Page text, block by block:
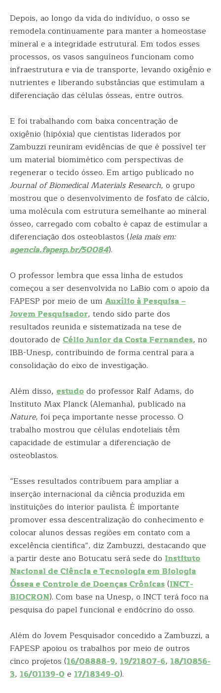
Depois, ao longo da vida do indivíduo, o osso se
remodela continuamente para manter a homeostase
mineral e a integridade estrutural. Em todos esses
processos, os vasos sanguíneos funcionam como
infraestrutura e via de transporte, levando oxigênio e
nutrientes e liberando substâncias que estimulam a
diferenciação das células ósseas, entre outros.
E foi trabalhando com baixa concentração de
oxigênio (hipóxia) que cientistas liderados por
Zambuzzi reuniram evidências de que é possível ter
um material biomimético com perspectivas de
regenerar o tecido ósseo. Em artigo publicado no
Journal of Biomedical Materials Research, o grupo
mostrou que o desenvolvimento de fosfato de cálcio,
uma molécula com estrutura semelhante ao mineral
ósseo, carregado com cobalto é capaz de estimular a
diferenciação dos osteoblastos (leia mais em:
agencia.fapesp.br/50084).
O professor lembra que essa linha de estudos
começou a ser desenvolvida no LaBio com o apoio da
FAPESP por meio de um Auxílio à Pesquisa –
Jovem Pesquisador, tendo sido parte dos
resultados reunida e sistematizada na tese de
doutorado de Célio Junior da Costa Fernandes, no
IBB-Unesp, contribuindo de forma central para a
consolidação do eixo de investigação.
Além disso, estudodo professor Ralf Adams, do
Instituto Max Planck (Alemanha), publicado na
Nature, foi peça importante nesse processo. O
trabalho mostrou que células endoteliais têm
capacidade de estimular a diferenciação de
osteoblastos.
“Esses resultados contribuem para ampliar a
inserção internacional da ciência produzida em
instituições do interior paulista. É importante
promover essa descentralização do conhecimento e
colocar alunos dessas regiões em contato com a
excelência científica”, diz Zambuzzi, destacando que
a partir deste ano Botucatu será sede do Instituto
Nacional de Ciência e Tecnologia em Biologia
Óssea e Controle de Doenças Crônicas(INCT-
BIOCRON). Com base na Unesp, o INCT terá foco na
pesquisa do papel funcional e endócrino do osso.
Além do Jovem Pesquisador concedido a Zambuzzi, a
FAPESP apoiou os trabalhos por meio de outros
cinco projetos (16/08888-9, 19/21807-6, 18/10856-
3, 16/01139-0e 17/18349-0).